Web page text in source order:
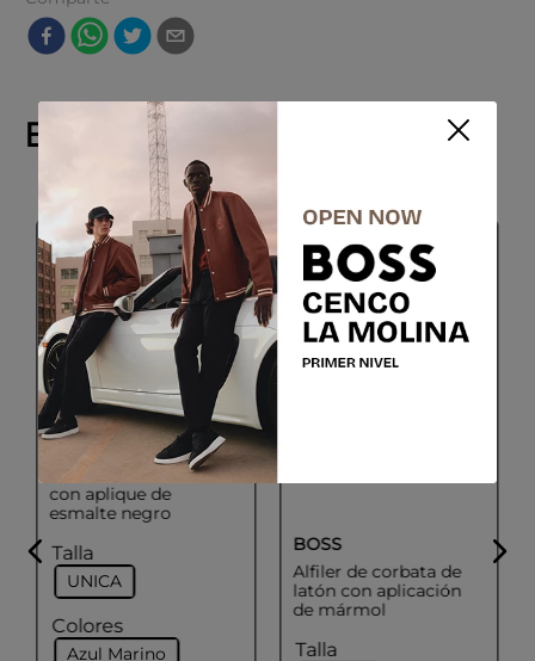
Explora productos similares
BOSS
Gemelos redondos
con aplique de
esmalte negro
Talla
UNICA
Colores
Azul Marino
-50 %
BOSS
Alfiler de corbata de
latón con aplicación
de mármol
Talla